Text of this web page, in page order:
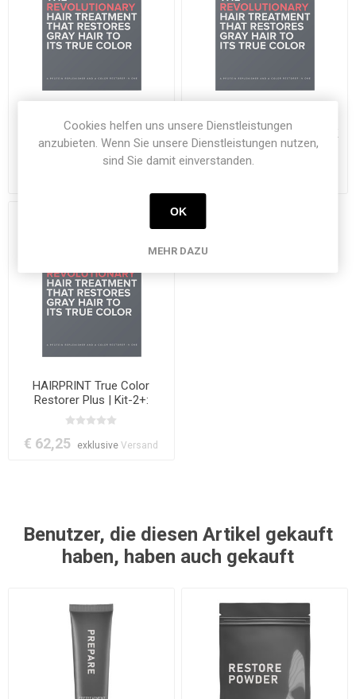
HAIRPRINT True Color
Restorer | Kit-3: LIGHT
BROWN
HAIRPRINT True Color
Restorer Plus | Kit-1+: DARK
HAIRPRINT True Color
Restorer Plus | Kit-2+:
BROWN
€ 62,25 exklusiveVersand
Benutzer, die diesen Artikel gekauft
haben, haben auch gekauft
Cookies helfen uns unsere Dienstleistungen
anzubieten. Wenn Sie unsere Dienstleistungen nutzen,
sind Sie damit einverstanden.
OK
MEHR DAZU